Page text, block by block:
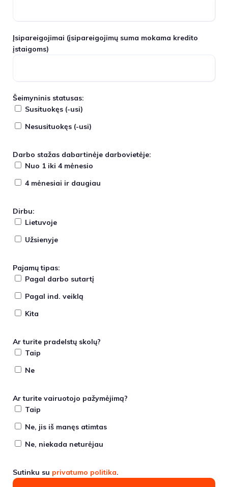
Įsipareigojimai (įsipareigojimų suma mokama kredito
įstaigoms)
Šeimyninis statusas:
Susituokęs (-usi)
Nesusituokęs (-usi)
Darbo stažas dabartinėje darbovietėje:
Nuo 1 iki 4 mėnesio
4 mėnesiai ir daugiau
Dirbu:
Lietuvoje
Užsienyje
Pajamų tipas:
Pagal darbo sutartį
Pagal ind. veiklą
Kita
Ar turite pradelstų skolų?
Taip
Ne
Ar turite vairuotojo pažymėjimą?
Taip
Ne, jis iš manęs atimtas
Ne, niekada neturėjau
Sutinku su privatumo politika.